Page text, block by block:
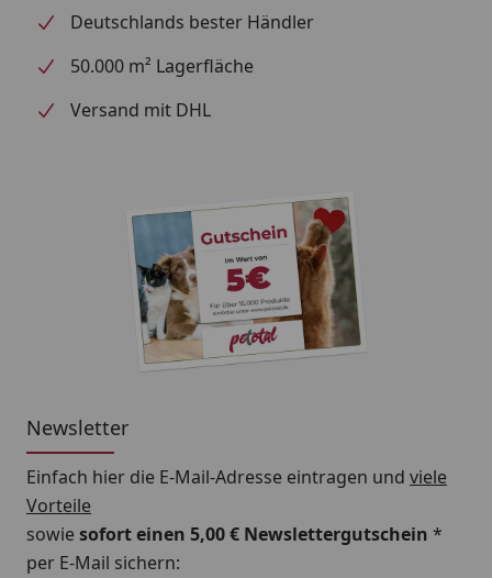
Deutschlands bester Händler
50.000 m² Lagerfläche
Versand mit DHL
Newsletter
Einfach hier die E-Mail-Adresse eintragen und viele
Vorteile
sowiesofort einen 5,00 € Newslettergutschein *
per E-Mail sichern: